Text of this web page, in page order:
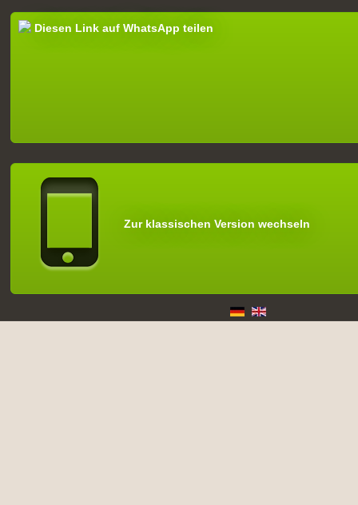
Diesen Link auf WhatsApp teilen
Zur klassischen Version wechseln